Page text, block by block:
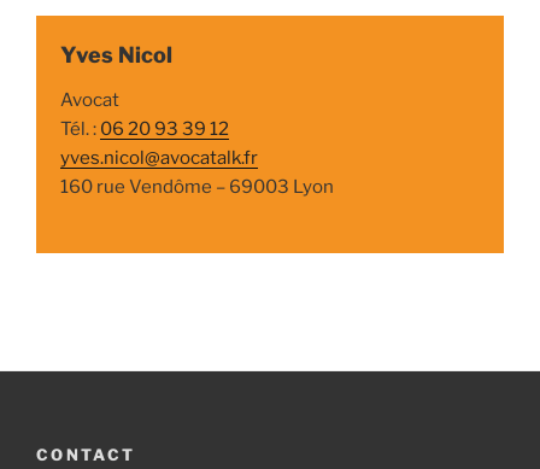
Yves Nicol
Avocat
Tél. : 06 20 93 39 12
yves.nicol@avocatalk.fr
160 rue Vendôme – 69003 Lyon
CONTACT